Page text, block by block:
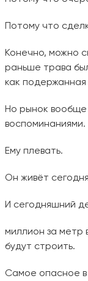
Потому что
Конечно, можно
раньше трава
как
Но рынок
воспоминаниями.
Ему плевать.
Он живёт
И сегодняшний
миллион за метр
будут строить.
Самое опасное в